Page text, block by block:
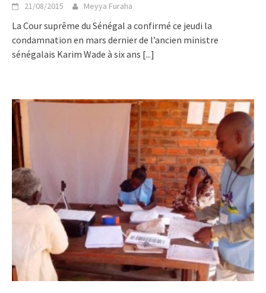
21/08/2015 Meyya Furaha
La Cour suprême du Sénégal a confirmé ce jeudi la
condamnation en mars dernier de l’ancien ministre
sénégalais Karim Wade à six ans [...]